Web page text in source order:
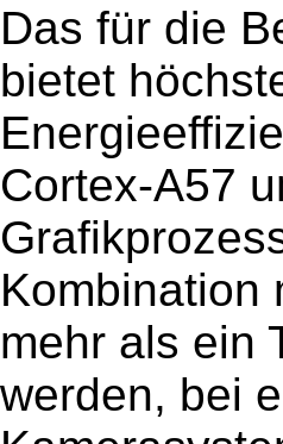
Das für die
bietet
Cortex-A57
Kombination
mehr als ein
werden, bei